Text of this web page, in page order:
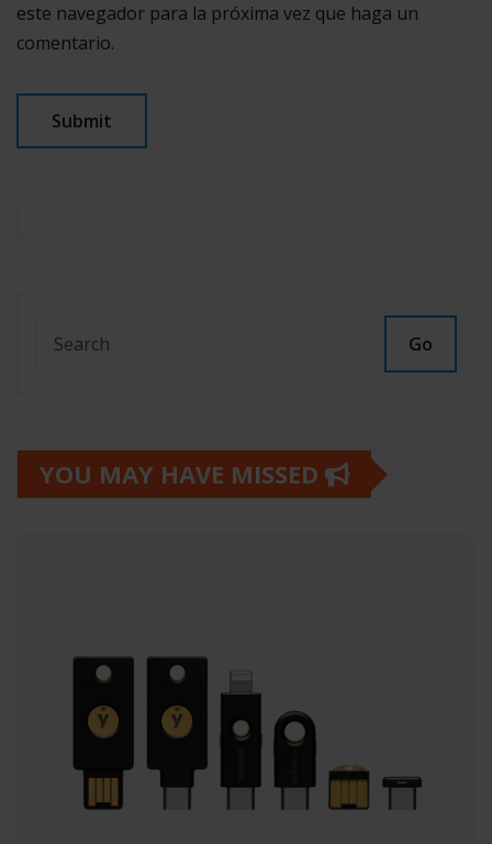
este navegador para la próxima vez que haga un
comentario.
Go
YOU MAY HAVE MISSED